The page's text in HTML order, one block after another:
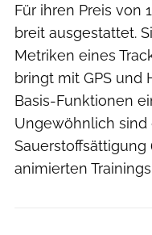
Für ihren Preis von
breit ausgestattet.
Metriken eines
bringt mit GPS und
Basis-Funktionen
Ungewöhnlich sind
Sauerstoffsättigung
animierten